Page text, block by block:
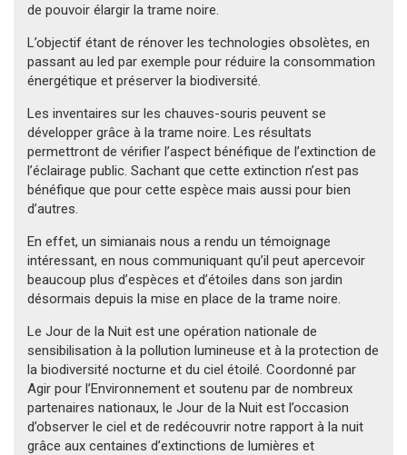
de pouvoir élargir la trame noire.
L’objectif étant de rénover les technologies obsolètes, en
passant au led par exemple pour réduire la consommation
énergétique et préserver la biodiversité.
Les inventaires sur les chauves-souris peuvent se
développer grâce à la trame noire. Les résultats
permettront de vérifier l’aspect bénéfique de l’extinction de
l’éclairage public. Sachant que cette extinction n’est pas
bénéfique que pour cette espèce mais aussi pour bien
d’autres.
En effet, un simianais nous a rendu un témoignage
intéressant, en nous communiquant qu’il peut apercevoir
beaucoup plus d’espèces et d’étoiles dans son jardin
désormais depuis la mise en place de la trame noire.
Le Jour de la Nuit est une opération nationale de
sensibilisation à la pollution lumineuse et à la protection de
la biodiversité nocturne et du ciel étoilé. Coordonné par
Agir pour l’Environnement et soutenu par de nombreux
partenaires nationaux, le Jour de la Nuit est l’occasion
d’observer le ciel et de redécouvrir notre rapport à la nuit
grâce aux centaines d’extinctions de lumières et